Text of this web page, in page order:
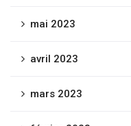
mai 2023
avril 2023
mars 2023